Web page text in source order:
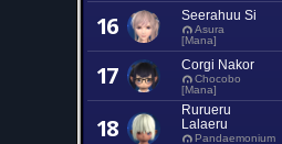
16 Seerahuu Si
Asura
[Mana]
17 Corgi Nakor
Chocobo
[Mana]
18
Rurueru
Lalaeru
Pandaemonium